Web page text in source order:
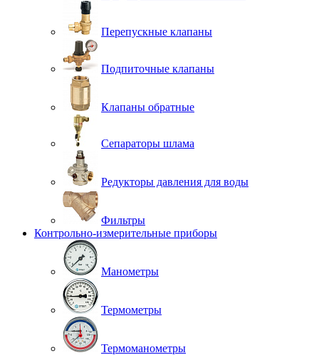
Перепускные клапаны
Подпиточные клапаны
Клапаны обратные
Сепараторы шлама
Редукторы давления для воды
Фильтры
Контрольно-измерительные приборы
Манометры
Термометры
Термоманометры